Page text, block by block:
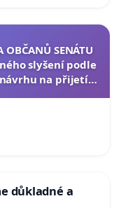
OBČANŮ SENÁTU
slyšení podle
na přijetí
důkladné a